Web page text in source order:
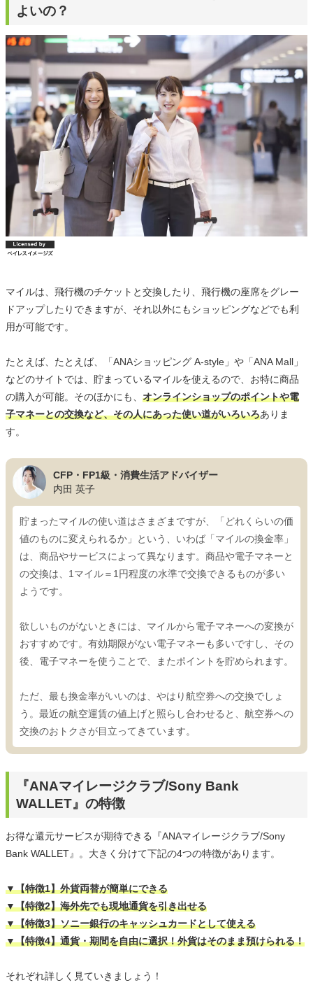
よいの？
マイルは、飛行機のチケットと交換したり、飛行機の座席をグレー
ドアップしたりできますが、それ以外にもショッピングなどでも利
用が可能です。
たとえば、たとえば、「ANAショッピング A-style」や「ANA Mall」
などのサイトでは、貯まっているマイルを使えるので、お特に商品
の購入が可能。そのほかにも、 オンラインショップのポイントや電
子マネーとの交換など、その人にあった使い道がいろいろありま
す。
CFP・FP1級・消費生活アドバイザー
内田 英子
貯まったマイルの使い道はさまざまですが、「どれくらいの価
値のものに変えられるか」という、いわば「マイルの換金率」
は、商品やサービスによって異なります。商品や電子マネーと
の交換は、1マイル＝1円程度の水準で交換できるものが多い
ようです。
欲しいものがないときには、マイルから電子マネーへの変換が
おすすめです。有効期限がない電子マネーも多いですし、その
後、電子マネーを使うことで、またポイントを貯められます。
ただ、最も換金率がいいのは、やはり航空券への交換でしょ
う。最近の航空運賃の値上げと照らし合わせると、航空券への
交換のおトクさが目立ってきています。
『ANAマイレージクラブ/Sony Bank
WALLET』の特徴
お得な還元サービスが期待できる『ANAマイレージクラブ/Sony
Bank WALLET』。大きく分けて下記の4つの特徴があります。
▼【特徴1】外貨両替が簡単にできる
▼【特徴2】海外先でも現地通貨を引き出せる
▼【特徴3】ソニー銀行のキャッシュカードとして使える
▼【特徴4】通貨・期間を自由に選択！外貨はそのまま預けられる！
それぞれ詳しく見ていきましょう！